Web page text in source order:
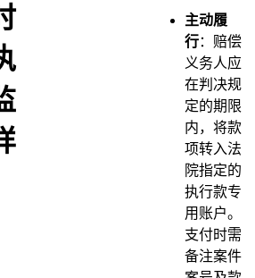
主动履
行：赔偿
义务人应
在判决规
定的期限
内，将款
项转入法
院指定的
执行款专
用账户。
支付时需
备注案件